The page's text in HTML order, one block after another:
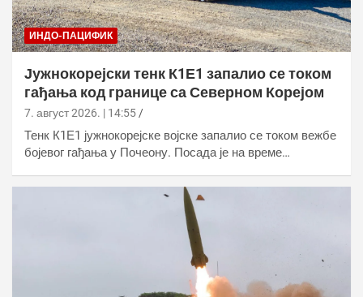
ИНДО-ПАЦИФИК
Јужнокорејски тенк К1Е1 запалио се током
гађања код границе са Северном Корејом
7. август 2026. | 14:55
Тенк К1Е1 јужнокорејске војске запалио се током вежбе
бојевог гађања у Почеону. Посада је на време…